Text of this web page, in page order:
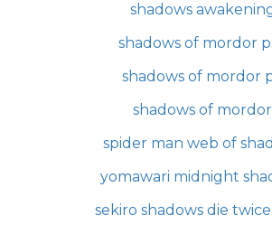
shadows
shadows of mordor
shadows of mordor
shadows of mordor
spider man web of
yomawari midnight
sekiro shadows die